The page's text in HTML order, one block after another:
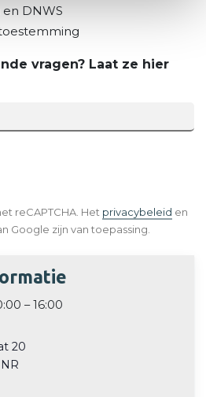
en DNWS
vragen? Laat ze hier
reCAPTCHA. Het privacybeleid en
in nieuw tabblad)
Google zijn van toepassing.
–16:00
20